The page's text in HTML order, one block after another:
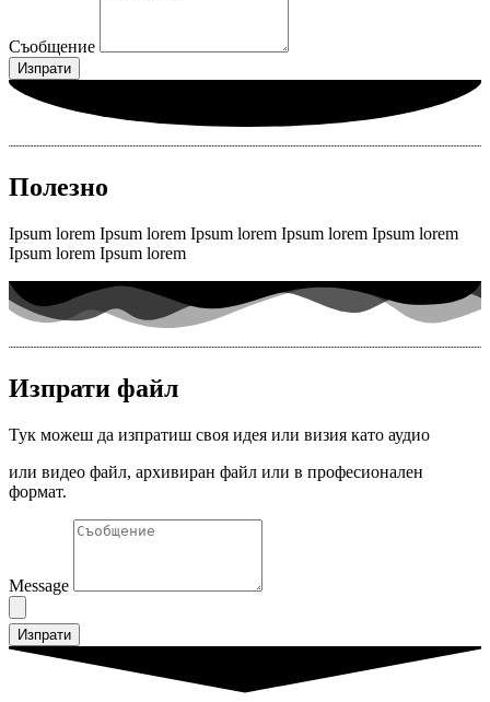
Съобщение
Изпрати
Полезно
Ipsum lorem Ipsum lorem Ipsum lorem Ipsum lorem Ipsum lorem
Ipsum lorem Ipsum lorem
Изпрати файл
Тук можеш да изпратиш своя идея или визия като аудио
или видео файл, архивиран файл или в професионален
формат.
Message
Изпрати